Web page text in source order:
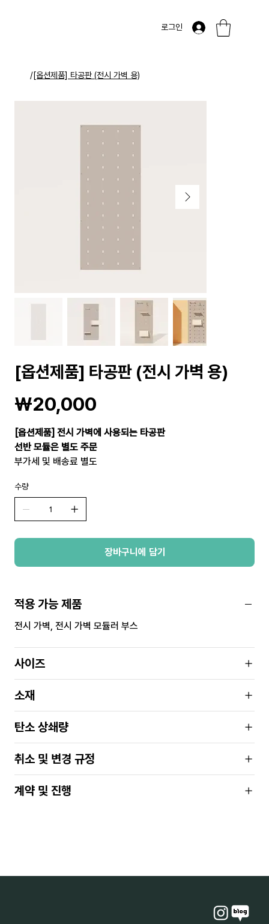
로그인
/[옵션제품] 타공판 (전시 가벽 용)
[옵션제품] 타공판 (전시 가벽 용)
격
₩20,000
[옵션제품] 전시 가벽에 사용되는 타공판
선반 모듈은 별도 주문
부가세 및 배송료 별도
수량
장바구니에 담기
적용 가능 제품
전시 가벽, 전시 가벽 모듈러 부스
사이즈
소재
탄소 상쇄량
취소 및 변경 규정
계약 및 진행